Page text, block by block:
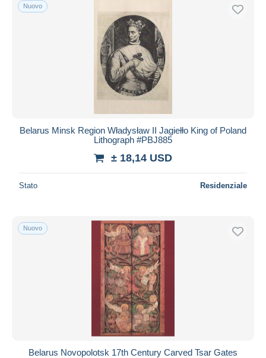
Nuovo
Belarus Minsk Region Władysław II Jagiełło King of Poland
Lithograph #PBJ885
± 18,14 USD
Stato Residenziale
Nuovo
Belarus Novopolotsk 17th Century Carved Tsar Gates